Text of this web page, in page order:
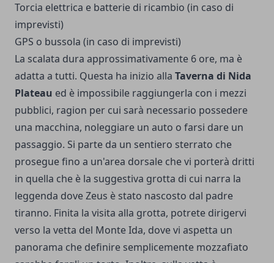
Torcia elettrica e batterie di ricambio (in caso di
imprevisti)
GPS o bussola (in caso di imprevisti)
La scalata dura approssimativamente 6 ore, ma è
adatta a tutti. Questa ha inizio alla Taverna di Nida
Plateau ed è impossibile raggiungerla con i mezzi
pubblici, ragion per cui sarà necessario possedere
una macchina, noleggiare un auto o farsi dare un
passaggio. Si parte da un sentiero sterrato che
prosegue fino a un'area dorsale che vi porterà dritti
in quella che è la suggestiva grotta di cui narra la
leggenda dove Zeus è stato nascosto dal padre
tiranno. Finita la visita alla grotta, potrete dirigervi
verso la vetta del Monte Ida, dove vi aspetta un
panorama che definire semplicemente mozzafiato